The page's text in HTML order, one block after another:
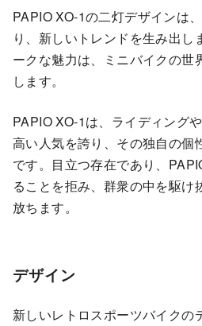
PAPIO XO-1の二灯デザインは
り、新しいトレンドを生み出し
ークな魅力は、ミニバイクの世
します。
PAPIO XO-1は、ライディング
高い人気を誇り、その独自の個
です。目立つ存在であり、
ることを拒み、群衆の中を駆け
放ちます。
デザイン
新しいレトロスポーツバイクの